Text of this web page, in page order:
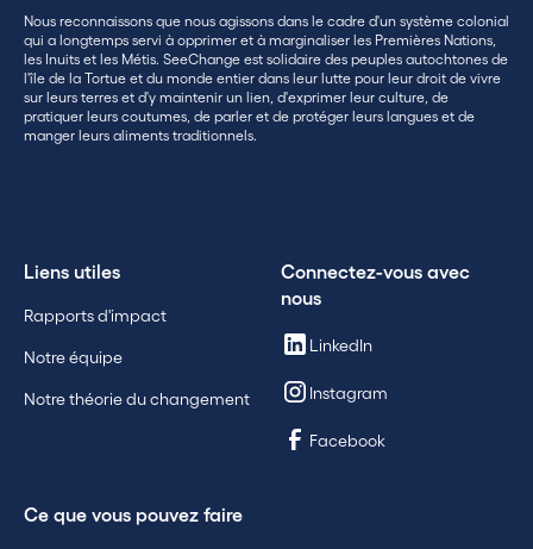
Nous reconnaissons que nous agissons dans le cadre d'un système colonial
qui a longtemps servi à opprimer et à marginaliser les Premières Nations,
les Inuits et les Métis. SeeChange est solidaire des peuples autochtones de
l'île de la Tortue et du monde entier dans leur lutte pour leur droit de vivre
sur leurs terres et d'y maintenir un lien, d'exprimer leur culture, de
pratiquer leurs coutumes, de parler et de protéger leurs langues et de
manger leurs aliments traditionnels.
Liens utiles
Rapports d'impact
Notre équipe
Notre théorie du changement
Connectez-vous avec
nous
LinkedIn
Instagram
Facebook
Ce que vous pouvez faire